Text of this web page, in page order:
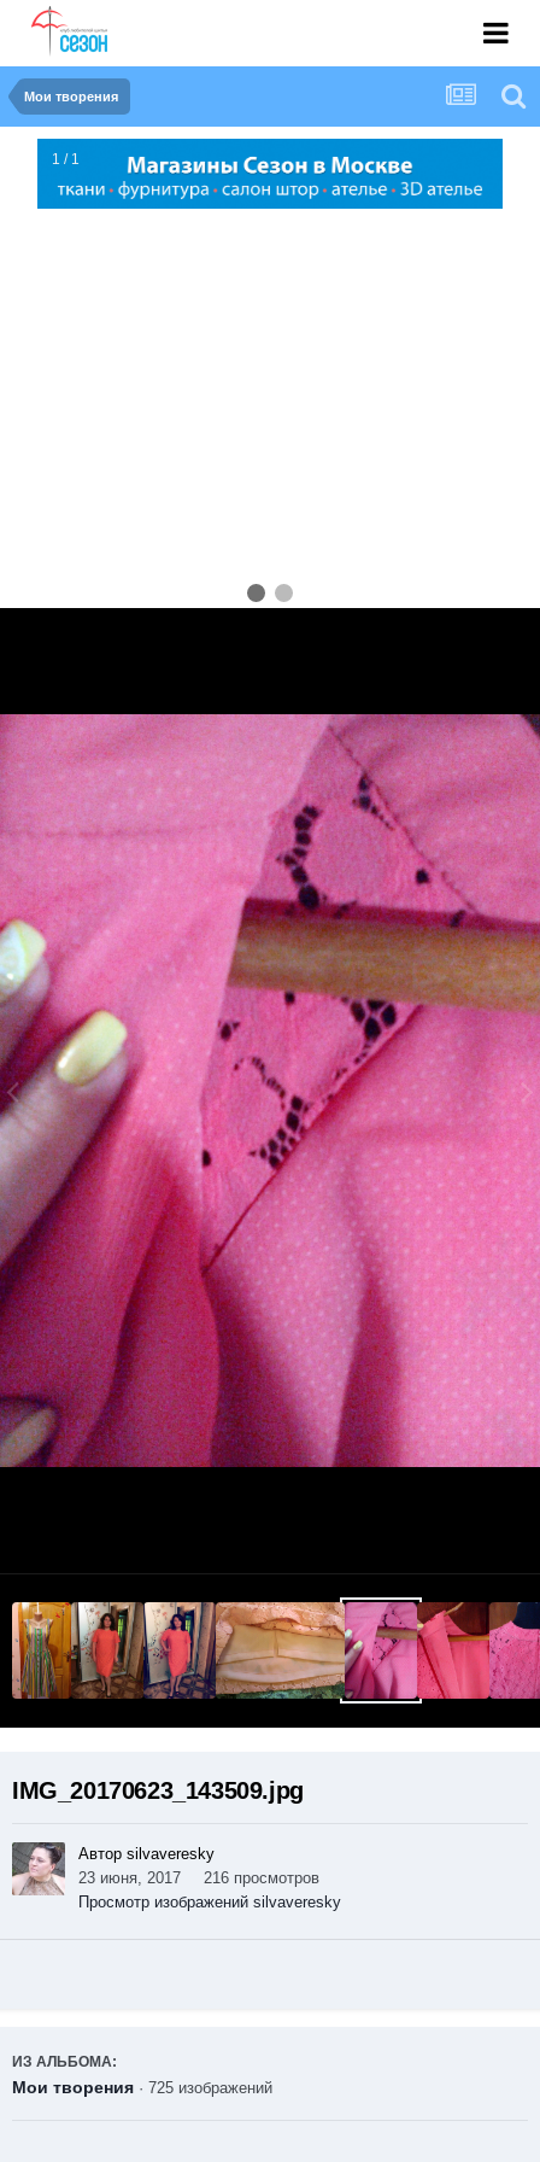
Мои творения
1 / 1
IMG_20170623_143509.jpg
Автор silvaveresky
23 июня, 2017
216 просмотров
Просмотр изображений silvaveresky
ИЗ АЛЬБОМА:
Мои творения · 725 изображений